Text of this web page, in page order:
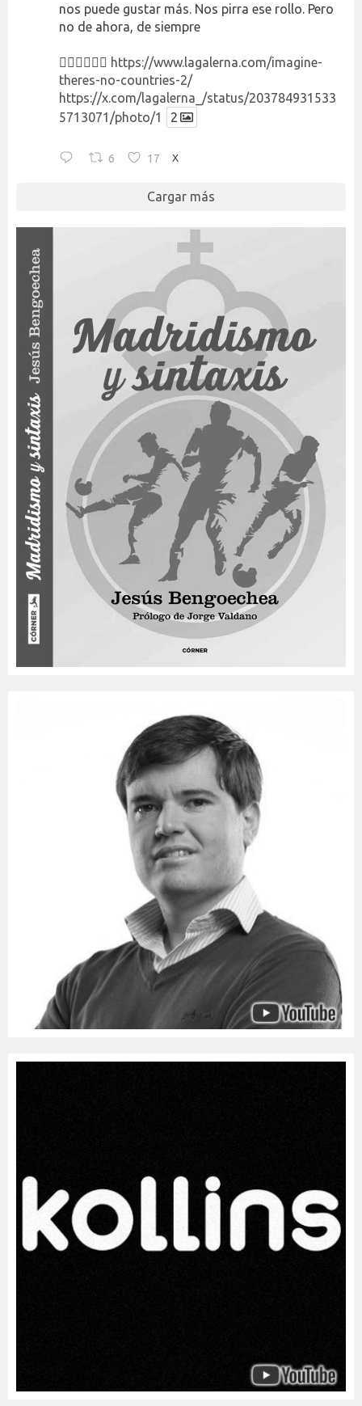
nos puede gustar más. Nos pirra ese rollo. Pero
no de ahora, de siempre
👉🏻👉🏻👉🏻 https://www.lagalerna.com/imagine-
theres-no-countries-2/
https://x.com/lagalerna_/status/203784931533
5713071/photo/1
2
6 17 X
Cargar más